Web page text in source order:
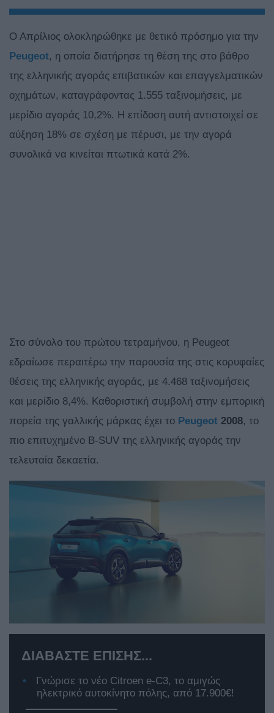
Ο Απρίλιος ολοκληρώθηκε με θετικό πρόσημο για την
Peugeot, η οποία διατήρησε τη θέση της στο βάθρο
της ελληνικής αγοράς επιβατικών και επαγγελματικών
οχημάτων, καταγράφοντας 1.555 ταξινομήσεις, με
μερίδιο αγοράς 10,2%. Η επίδοση αυτή αντιστοιχεί σε
αύξηση 18% σε σχέση με πέρυσι, με την αγορά
συνολικά να κινείται πτωτικά κατά 2%.
Στο σύνολο του πρώτου τετραμήνου, η Peugeot
εδραίωσε περαιτέρω την παρουσία της στις κορυφαίες
θέσεις της ελληνικής αγοράς, με 4.468 ταξινομήσεις
και μερίδιο 8,4%. Καθοριστική συμβολή στην εμπορική
πορεία της γαλλικής μάρκας έχει το Peugeot 2008, το
πιο επιτυχημένο B-SUV της ελληνικής αγοράς την
τελευταία δεκαετία.
ΔΙΑΒΑΣΤΕ ΕΠΙΣΗΣ...
Γνώρισε το νέο Citroen e-C3, το αμιγώς
ηλεκτρικό αυτοκίνητο πόλης, από 17.900€!